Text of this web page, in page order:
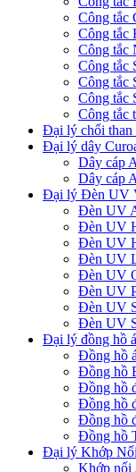
Công tắc
Công tắc
Công tắc
Công tắc
Công tắc
Công tắc
Công tắc
Đại lý chổi than
Đại lý dây
Dây cáp
Dây cáp
Đại lý Đèn UV
Đèn UV
Đèn UV
Đèn UV
Đèn UV
Đèn UV
Đèn UV
Đèn UV
Đèn UV
Đại lý đồng hồ
Đồng hồ
Đồng hồ
Đồng hồ
Đồng hồ
Đồng hồ
Đồng hồ
Đại lý Khớp Nối
Khớp nối